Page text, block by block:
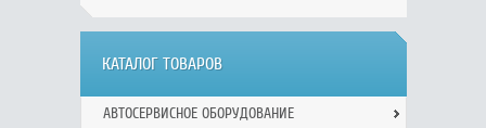
КАТАЛОГ ТОВАРОВ
АВТОСЕРВИСНОЕ ОБОРУДОВАНИЕ